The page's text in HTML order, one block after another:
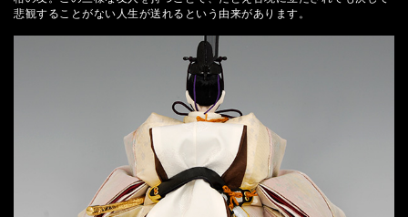
悲観することがない人生が送れるという由来があります。